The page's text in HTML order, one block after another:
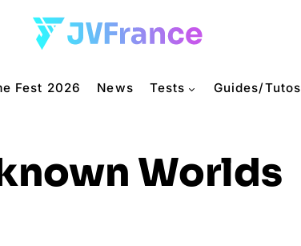
Fest 2026 News Tests Guides/Tutos
Worlds